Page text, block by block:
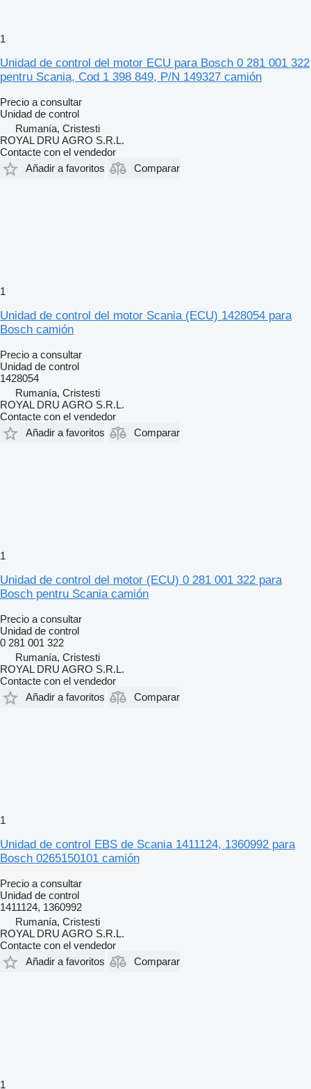
1
Unidad de control del motor ECU para Bosch 0 281 001 322
pentru Scania, Cod 1 398 849, P/N 149327 camión
Precio a consultar
Unidad de control
Rumanía, Cristesti
ROYAL DRU AGRO S.R.L.
Contacte con el vendedor
Añadir a favoritos
Comparar
1
Unidad de control del motor Scania (ECU) 1428054 para
Bosch camión
Precio a consultar
Unidad de control
1428054
Rumanía, Cristesti
ROYAL DRU AGRO S.R.L.
Contacte con el vendedor
Añadir a favoritos
Comparar
1
Unidad de control del motor (ECU) 0 281 001 322 para
Bosch pentru Scania camión
Precio a consultar
Unidad de control
0 281 001 322
Rumanía, Cristesti
ROYAL DRU AGRO S.R.L.
Contacte con el vendedor
Añadir a favoritos
Comparar
1
Unidad de control EBS de Scania 1411124, 1360992 para
Bosch 0265150101 camión
Precio a consultar
Unidad de control
1411124, 1360992
Rumanía, Cristesti
ROYAL DRU AGRO S.R.L.
Contacte con el vendedor
Añadir a favoritos
Comparar
1